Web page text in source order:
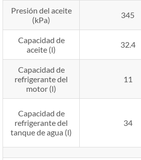
Presión del aceite
(kPa)
345
Capacidad de
aceite (l)
32.4
Capacidad de
refrigerante del
motor (l)
11
Capacidad de
refrigerante del
tanque de agua (l)
34